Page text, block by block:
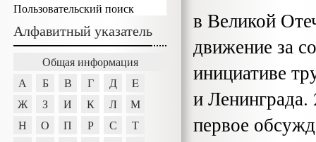
в Великой
движение за
ини­циативе
и
первое
Пользовательский поиск
Алфавитный указатель
Общая информация
А
Б В Г Д
E
Ж
З И К Л
М
Н
О П Р С
Т